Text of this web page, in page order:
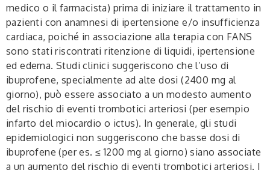
medico o il farmacista) prima di iniziare il trattamento in
pazienti con anamnesi di ipertensione e/o insufficienza
cardiaca, poiché in associazione alla terapia con FANS
sono stati riscontrati ritenzione di liquidi, ipertensione
ed edema. Studi clinici suggeriscono che l’uso di
ibuprofene, specialmente ad alte dosi (2400 mg al
giorno), può essere associato a un modesto aumento
del rischio di eventi trombotici arteriosi (per esempio
infarto del miocardio o ictus). In generale, gli studi
epidemiologici non suggeriscono che basse dosi di
ibuprofene (per es. ≤ 1200 mg al giorno) siano associate
a un aumento del rischio di eventi trombotici arteriosi. I